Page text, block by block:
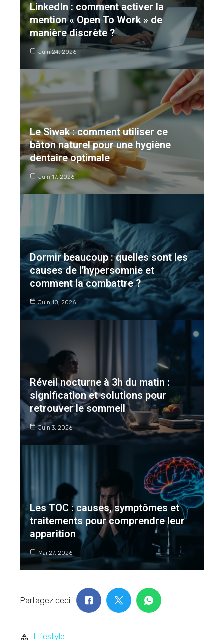
LinkedIn : comment activer la
mention « Open To Work » de
manière discrète ?
Juin 24, 2026
Le Siwak : comment utiliser ce
bâton naturel pour une hygiène
dentaire optimale
Juin 17, 2026
Dormir beaucoup : quelles sont les
causes de l’hypersomnie et
comment la combattre ?
Juin 10, 2026
Réveil nocturne à 3h du matin :
signification et solutions pour
retrouver le sommeil
Juin 3, 2026
Les TOC : causes, symptômes et
traitements pour comprendre leur
apparition
Mai 27, 2026
Partagez ceci :
Lifestyle